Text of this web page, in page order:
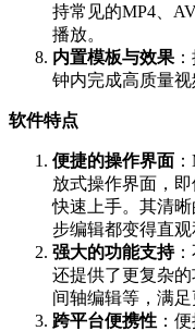
持常见的MP4、
播放。
内置模板与效果
钟内完成高质量视
软件特点
便捷的操作界面
放式操作界面，
快速上手。其清
步编辑都变得直观
强大的功能支持：
还提供了更复杂
间轴编辑等，满足
跨平台便携性 ：